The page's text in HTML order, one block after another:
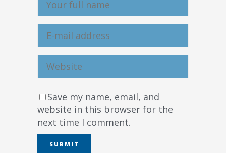
Save my name, email, and
website in this browser for the
next time I comment.